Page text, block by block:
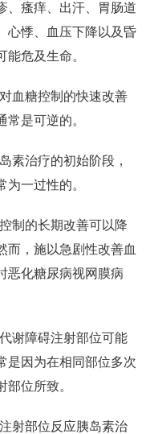
、瘙痒、出汗、胃肠道
心悸、血压下降以及昏
危及生命。
血糖控制的快速改善
是可逆的。
素治疗的初始阶段，
一过性的。
制的长期改善可以降
而，施以急剧性改善血
恶化糖尿病视网膜病
谢障碍注射部位可能
是因为在相同部位多次
位所致。
射部位反应胰岛素治